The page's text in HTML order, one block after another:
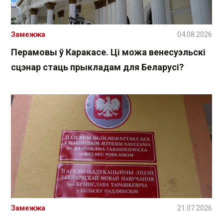
Перамовы ў Каракасе. Ці можа венесуэльскі
сцэнар стаць прыкладам для Беларусі?
Замежжа 04.08.2026
Замежжа 21.07.2026